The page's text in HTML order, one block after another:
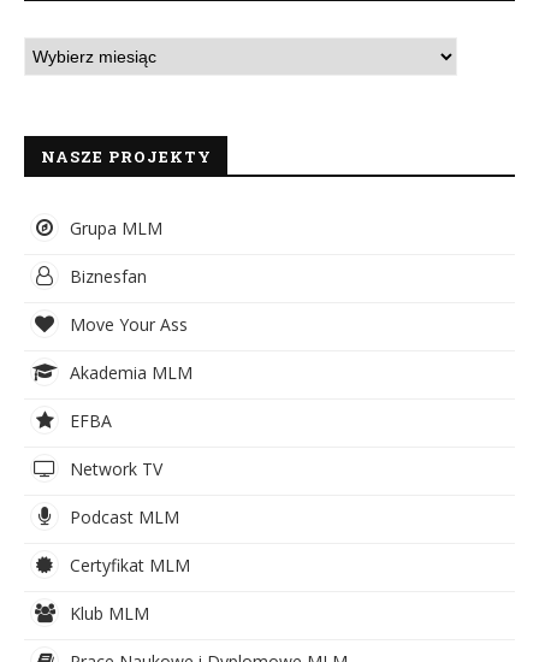
NASZE PROJEKTY
Grupa MLM
Biznesfan
Move Your Ass
Akademia MLM
EFBA
Network TV
Podcast MLM
Certyfikat MLM
Klub MLM